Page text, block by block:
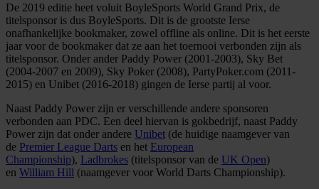
De 2019 editie heet voluit BoyleSports World Grand Prix, de
titelsponsor is dus BoyleSports. Dit is de grootste Ierse
onafhankelijke bookmaker, zowel offline als online. Dit is het eerste
jaar voor de bookmaker dat ze aan het toernooi verbonden zijn als
titelsponsor. Onder ander Paddy Power (2001-2003), Sky Bet
(2004-2007 en 2009), Sky Poker (2008), PartyPoker.com (2011-
2015) en Unibet (2016-2018) gingen de Ierse partij al voor.
Naast Paddy Power zijn er verschillende andere sponsoren
verbonden aan PDC. Een deel hiervan is gokbedrijf, naast Paddy
Power zijn dat onder andere Unibet (de huidige naamgever van
de Premier League Darts en het European
Championship), Ladbrokes (titelsponsor van de UK Open)
en William Hill (naamgever voor World Darts Championship).